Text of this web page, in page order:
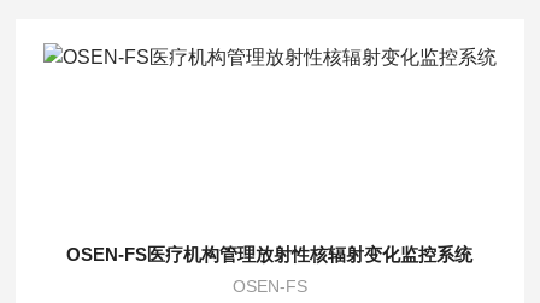
OSEN-FS医疗机构管理放射性核辐射变化监控系统
OSEN-FS